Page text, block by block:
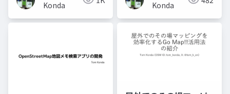
Konda
Konda